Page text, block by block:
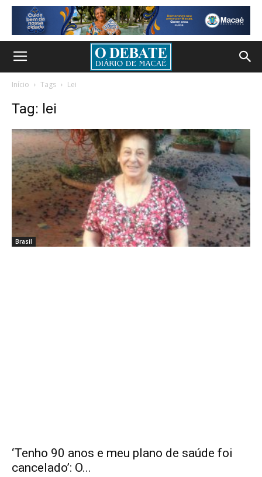
Início Tags Lei
Tag: lei
Brasil
‘Tenho 90 anos e meu plano de saúde foi
cancelado’: O...